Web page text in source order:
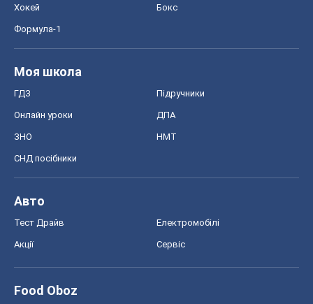
Хокей Бокс
Формула-1
Моя школа
ГДЗ Підручники
Онлайн уроки ДПА
ЗНО НМТ
СНД посібники
Авто
Тест Драйв Електромобілі
Акції Сервіс
Food Oboz